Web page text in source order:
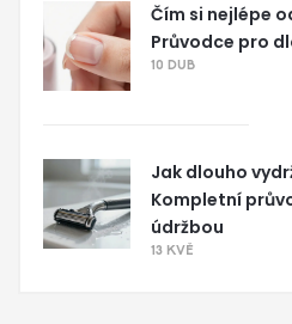
Čím si nejlépe
Průvodce pro
10 DUB
Jak dlouho
Kompletní
údržbou
13 KVĚ